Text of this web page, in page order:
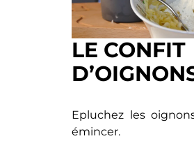
LE CONFIT
Epluchez les
émincer.